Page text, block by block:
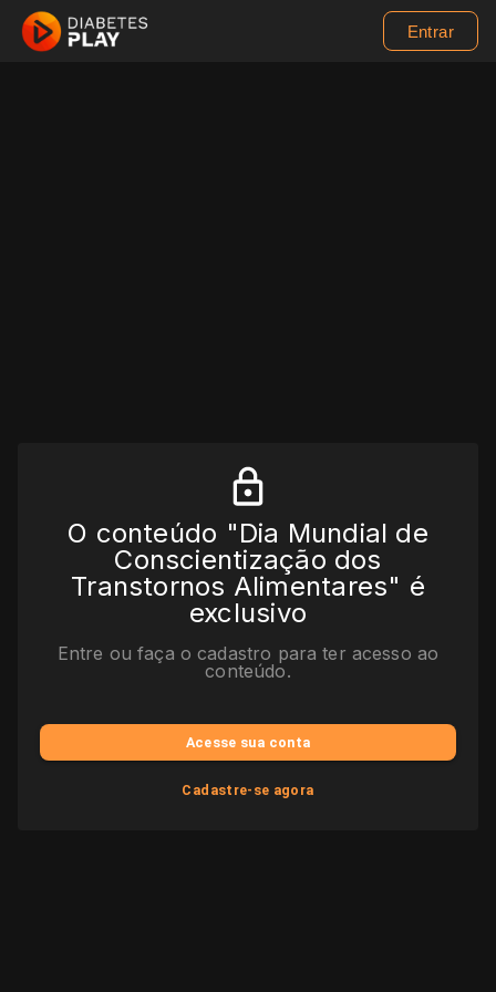
Entrar
O conteúdo "Dia Mundial de
Conscientização dos
Transtornos Alimentares" é
exclusivo
Entre ou faça o cadastro para ter acesso ao
conteúdo.
Acesse sua conta
Cadastre-se agora